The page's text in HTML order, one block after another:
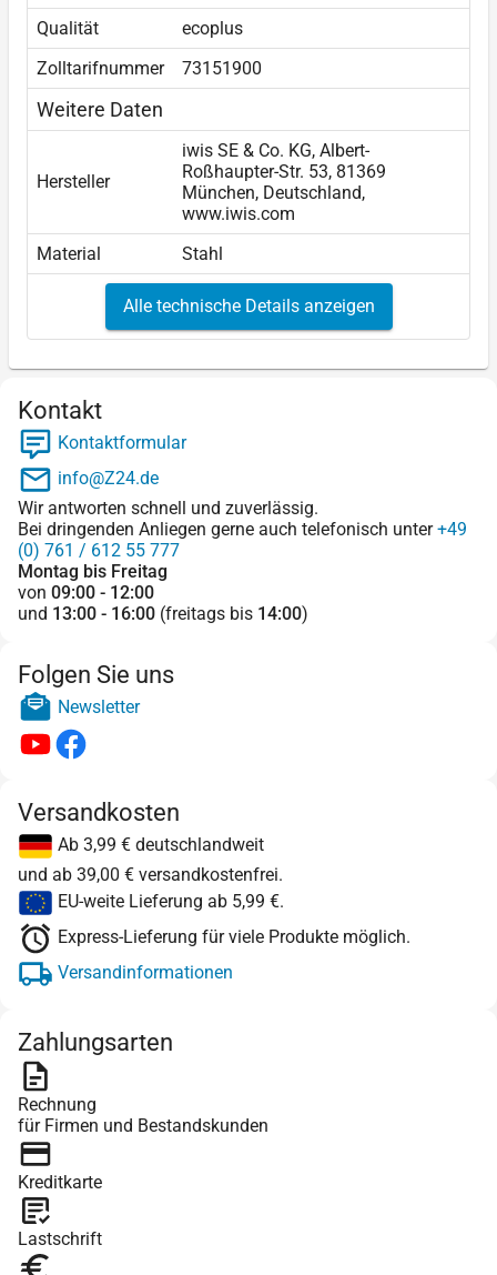
Qualität
ecoplus
Zolltarifnummer
73151900
Weitere Daten
Hersteller
iwis SE & Co. KG, Albert-
Roßhaupter-Str. 53, 81369
München, Deutschland,
www.iwis.com
Material
Stahl
Alle technische Details anzeigen
Kontakt
Kontaktformular
info@Z24.de
Wir antworten schnell und zuverlässig.
Bei dringenden Anliegen gerne auch telefonisch unter+49
(0) 761 / 612 55 777
Montag bis Freitag
von 09:00 - 12:00
und 13:00 - 16:00 (freitags bis 14:00)
Folgen Sie uns
Newsletter
Versandkosten
Ab 3,99 € deutschlandweit
und ab 39,00 € versandkostenfrei.
EU-weite Lieferung ab 5,99 €.
Express-Lieferung für viele Produkte möglich.
Versandinformationen
Zahlungsarten
Rechnung
für Firmen und Bestandskunden
Kreditkarte
Lastschrift